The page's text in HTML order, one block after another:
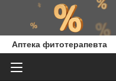
Аптека фитотерапевта